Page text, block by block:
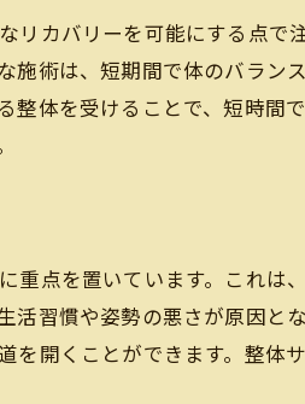
リカバリーを可能にする点
施術は、短期間で体のバラ
整体を受けることで、短時
重点を置いています。これ
活習慣や姿勢の悪さが原因
を開くことができます。整